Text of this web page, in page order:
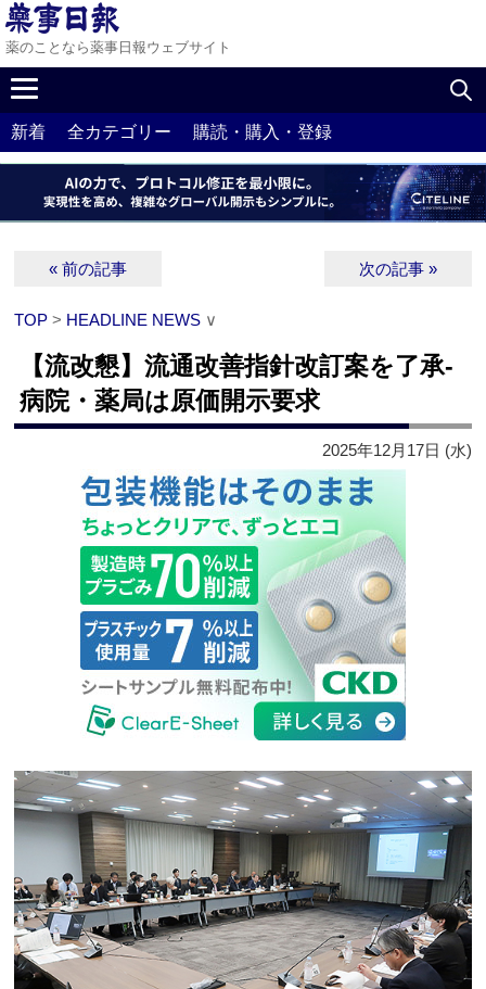
薬のことなら薬事日報ウェブサイト
新着 全カテゴリー 購読・購入・登録
« 前の記事 次の記事 »
TOP > HEADLINE NEWS ∨
【流改懇】流通改善指針改訂案を了承‐
病院・薬局は原価開示要求
2025年12月17日 (水)